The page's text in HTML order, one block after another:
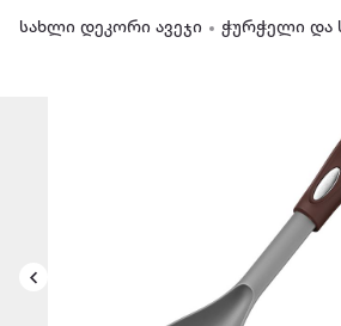
სახლი დეკორი ავეჯი ჭურჭელი და